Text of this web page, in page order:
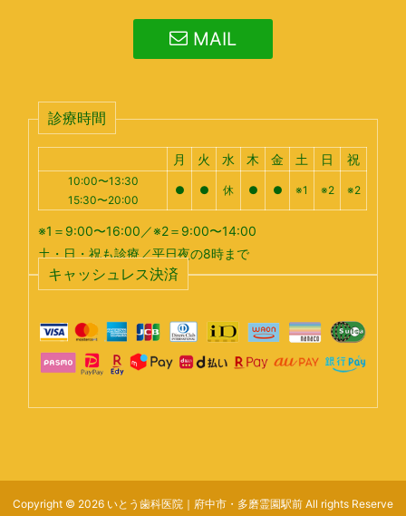
MAIL
診療時間
月 火 水 木 金 土 日 祝
10:00〜13:30
15:30〜20:00
● ● 休 ● ● ※1 ※2 ※2
※1＝9:00〜16:00／※2＝9:00〜14:00
土・日・祝も診療／平日夜の8時まで
キャッシュレス決済
Copyright © 2026 いとう歯科医院｜府中市・多磨霊園駅前 All rights Reserve